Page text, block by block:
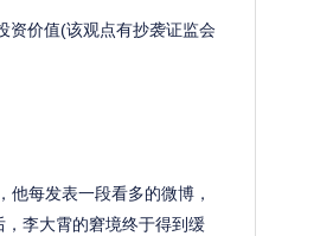
价值(该观点有抄袭证监会
每发表一段看多的微博，
李大霄的窘境终于得到缓